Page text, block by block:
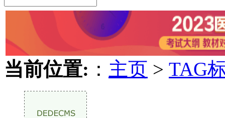
当前位置: ： 主页 > TAG